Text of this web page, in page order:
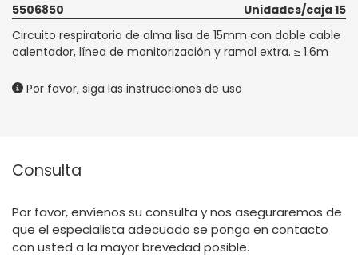
5506850
Unidades/caja 15
Circuito respiratorio de alma lisa de 15mm con doble cable
calentador, línea de monitorización y ramal extra. ≥ 1.6m
Por favor, siga las instrucciones de uso
Consulta
Por favor, envíenos su consulta y nos aseguraremos de
que el especialista adecuado se ponga en contacto
con usted a la mayor brevedad posible.